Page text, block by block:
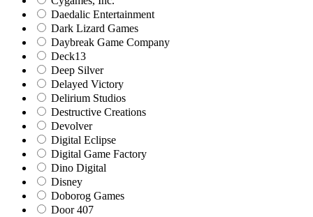
Daedalic Entertainment
Dark Lizard Games
Daybreak Game Company
Deck13
Deep Silver
Delayed Victory
Delirium Studios
Destructive Creations
Devolver
Digital Eclipse
Digital Game Factory
Dino Digital
Disney
Doborog Games
Door 407